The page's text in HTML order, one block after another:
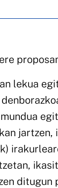
lekua
ditugun